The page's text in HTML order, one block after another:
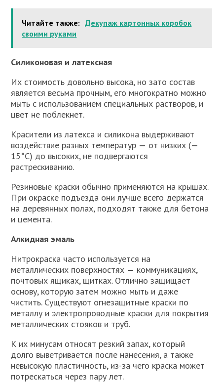
Читайте также: Декупаж картонных коробок
своими руками
Силиконовая и латексная
Их стоимость довольно высока, но зато состав
является весьма прочным, его многократно можно
мыть с использованием специальных растворов, и
цвет не поблекнет.
Красители из латекса и силикона выдерживают
воздействие разных температур — от низких (—
15°С) до высоких, не подвергаются
растрескиванию.
Резиновые краски обычно применяются на крышах.
При окраске подъезда они лучше всего держатся
на деревянных полах, подходят также для бетона
и цемента.
Алкидная эмаль
Нитрокраска часто используется на
металлических поверхностях — коммуникациях,
почтовых ящиках, щитках. Отлично защищает
основу, которую затем можно мыть и даже
чистить. Существуют огнезащитные краски по
металлу и электропроводные краски для покрытия
металлических стояков и труб.
К их минусам относят резкий запах, который
долго выветривается после нанесения, а также
невысокую пластичность, из-за чего краска может
потрескаться через пару лет.